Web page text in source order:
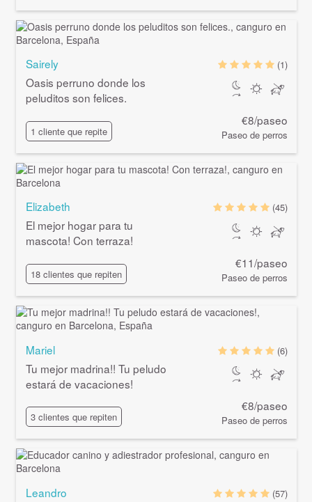
Sairely
Oasis perruno donde los
peluditos son felices.
1 cliente que repite
(1)
€8/paseo
Paseo de perros
Elizabeth
El mejor hogar para tu
mascota! Con terraza!
18 clientes que repiten
(45)
€11/paseo
Paseo de perros
Mariel
Tu mejor madrina!! Tu peludo
estará de vacaciones!
3 clientes que repiten
(6)
€8/paseo
Paseo de perros
Leandro
(57)